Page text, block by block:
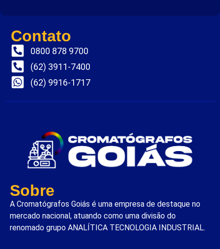
Contato
0800 878 9700
(62) 3911-7400
(62) 9916-1717
Sobre
A Cromatógrafos Goiás é uma empresa de destaque no
mercado nacional, atuando como uma divisão do
renomado grupo ANALÍTICA TECNOLOGIA INDUSTRIAL.